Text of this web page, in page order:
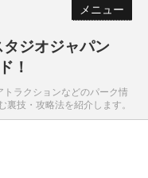
メニュー
タジオジャパン
！
ラクションなどのパーク情
技・攻略法を紹介します。